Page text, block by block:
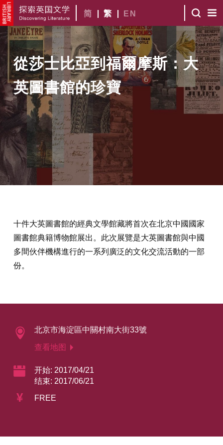
简 繁 EN
從莎士比亞到福爾摩斯：大
英圖書館的珍寶
十件大英圖書館的經典文學館藏將首次在北京中國國家
圖書館典籍博物館展出。此次展覽是大英圖書館與中國
多間伙伴機構進行的一系列廣泛的文化交流活動的一部
份。
北京市海淀區中關村南大街33號
查看地图
开始: 2017/04/21
结束: 2017/06/21
¥ FREE